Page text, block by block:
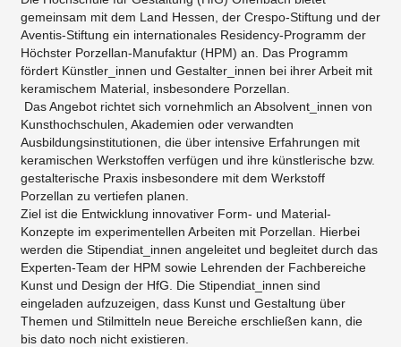
gemeinsam mit dem Land Hessen, der Crespo-Stiftung und der
Aventis-Stiftung ein internationales Residency-Programm der
Höchster Porzellan-Manufaktur (HPM) an. Das Programm
fördert Künstler_innen und Gestalter_innen bei ihrer Arbeit mit
keramischem Material, insbesondere Porzellan.
Das Angebot richtet sich vornehmlich an Absolvent_innen von
Kunsthochschulen, Akademien oder verwandten
Ausbildungsinstitutionen, die über intensive Erfahrungen mit
keramischen Werkstoffen verfügen und ihre künstlerische bzw.
gestalterische Praxis insbesondere mit dem Werkstoff
Porzellan zu vertiefen planen.
Ziel ist die Entwicklung innovativer Form- und Material-
Konzepte im experimentellen Arbeiten mit Porzellan. Hierbei
werden die Stipendiat_innen angeleitet und begleitet durch das
Experten-Team der HPM sowie Lehrenden der Fachbereiche
Kunst und Design der HfG. Die Stipendiat_innen sind
eingeladen aufzuzeigen, dass Kunst und Gestaltung über
Themen und Stilmitteln neue Bereiche erschließen kann, die
bis dato noch nicht existieren.